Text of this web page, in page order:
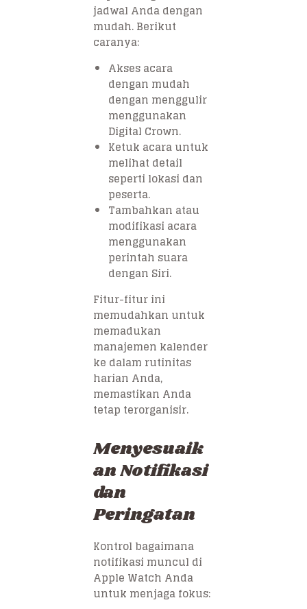
jadwal Anda dengan
mudah. Berikut
caranya:
Akses acara
dengan mudah
dengan menggulir
menggunakan
Digital Crown.
Ketuk acara untuk
melihat detail
seperti lokasi dan
peserta.
Tambahkan atau
modifikasi acara
menggunakan
perintah suara
dengan Siri.
Fitur-fitur ini
memudahkan untuk
memadukan
manajemen kalender
ke dalam rutinitas
harian Anda,
memastikan Anda
tetap terorganisir.
Menyesuaik
an Notifikasi
dan
Peringatan
Kontrol bagaimana
notifikasi muncul di
Apple Watch Anda
untuk menjaga fokus: